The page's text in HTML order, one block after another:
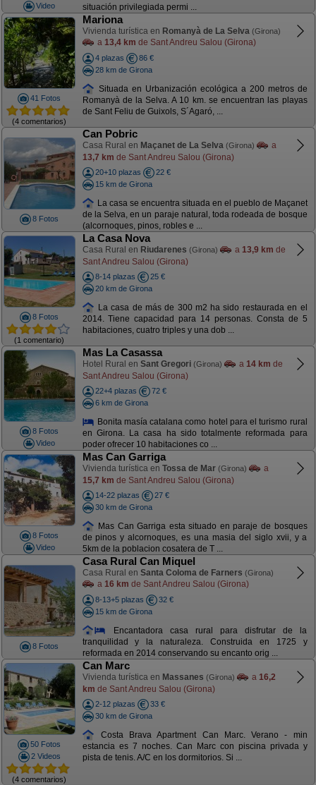
Video
situación privilegiada permi ...
41 Fotos
(4 comentarios)
Mariona
Vivienda turística en Romanyà de La Selva (Girona)
a 13,4 km de Sant Andreu Salou (Girona)
4 plazas
86 €
28 km de Girona
Situada en Urbanización ecológica a 200 metros de
Romanyà de la Selva. A 10 km. se encuentran las playas
de Sant Feliu de Guixols, S´Agaró, ...
8 Fotos
Can Pobric
Casa Rural en Maçanet de La Selva (Girona)
a
13,7 km de Sant Andreu Salou (Girona)
20+10 plazas
22 €
15 km de Girona
La casa se encuentra situada en el pueblo de Maçanet
de la Selva, en un paraje natural, toda rodeada de bosque
(alcornoques, pinos, robles e ...
8 Fotos
(1 comentario)
La Casa Nova
Casa Rural en Riudarenes (Girona) a 13,9 km de
Sant Andreu Salou (Girona)
8-14 plazas
25 €
20 km de Girona
La casa de más de 300 m2 ha sido restaurada en el
2014. Tiene capacidad para 14 personas. Consta de 5
habitaciones, cuatro triples y una dob ...
8 Fotos
Video
Mas La Casassa
Hotel Rural en Sant Gregori (Girona) a 14 km de
Sant Andreu Salou (Girona)
22+4 plazas
72 €
6 km de Girona
Bonita masía catalana como hotel para el turismo rural
en Girona. La casa ha sido totalmente reformada para
poder ofrecer 10 habitaciones co ...
8 Fotos
Video
Mas Can Garriga
Vivienda turística en Tossa de Mar (Girona)
a
15,7 km de Sant Andreu Salou (Girona)
14-22 plazas
27 €
30 km de Girona
Mas Can Garriga esta situado en paraje de bosques
de pinos y alcornoques, es una masia del siglo xvii, y a
5km de la poblacion cosatera de T ...
8 Fotos
Casa Rural Can Miquel
Casa Rural en Santa Coloma de Farners (Girona)
a 16 km de Sant Andreu Salou (Girona)
8-13+5 plazas
32 €
15 km de Girona
Encantadora casa rural para disfrutar de la
tranquilidad y la naturaleza. Construida en 1725 y
reformada en 2014 conservando su encanto orig ...
50 Fotos
2 Videos
(4 comentarios)
Can Marc
Vivienda turística en Massanes (Girona) a 16,2
km de Sant Andreu Salou (Girona)
2-12 plazas
33 €
30 km de Girona
Costa Brava Apartment Can Marc. Verano - min
estancia es 7 noches. Can Marc con piscina privada y
pista de tenis. A/C en los dormitorios. Si ...